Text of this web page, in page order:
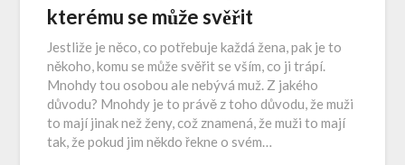
kterému se může svěřit
Jestliže je něco, co potřebuje každá žena, pak je to
někoho, komu se může svěřit se vším, co ji trápí.
Mnohdy tou osobou ale nebývá muž. Z jakého
důvodu? Mnohdy je to právě z toho důvodu, že muži
to mají jinak než ženy, což znamená, že muži to mají
tak, že pokud jim někdo řekne o svém…